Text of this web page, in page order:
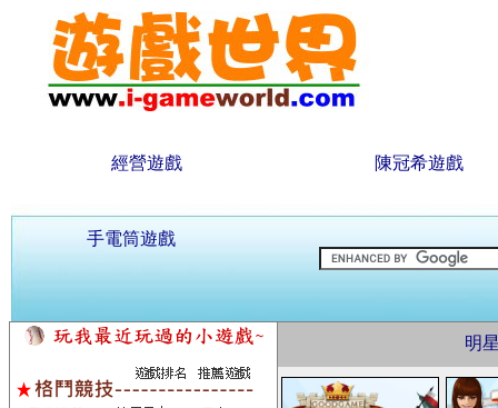
經營遊戲 陳冠希遊戲
手電筒遊戲
明